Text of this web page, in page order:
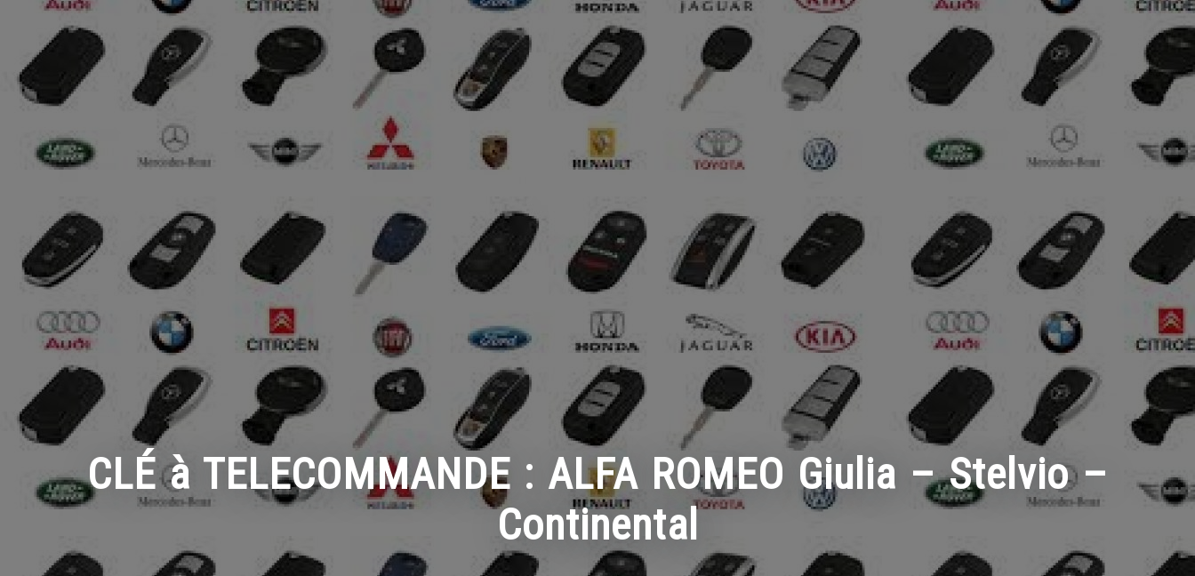
CLÉ à TELECOMMANDE : ALFA ROMEO Giulia – Stelvio –
Continental